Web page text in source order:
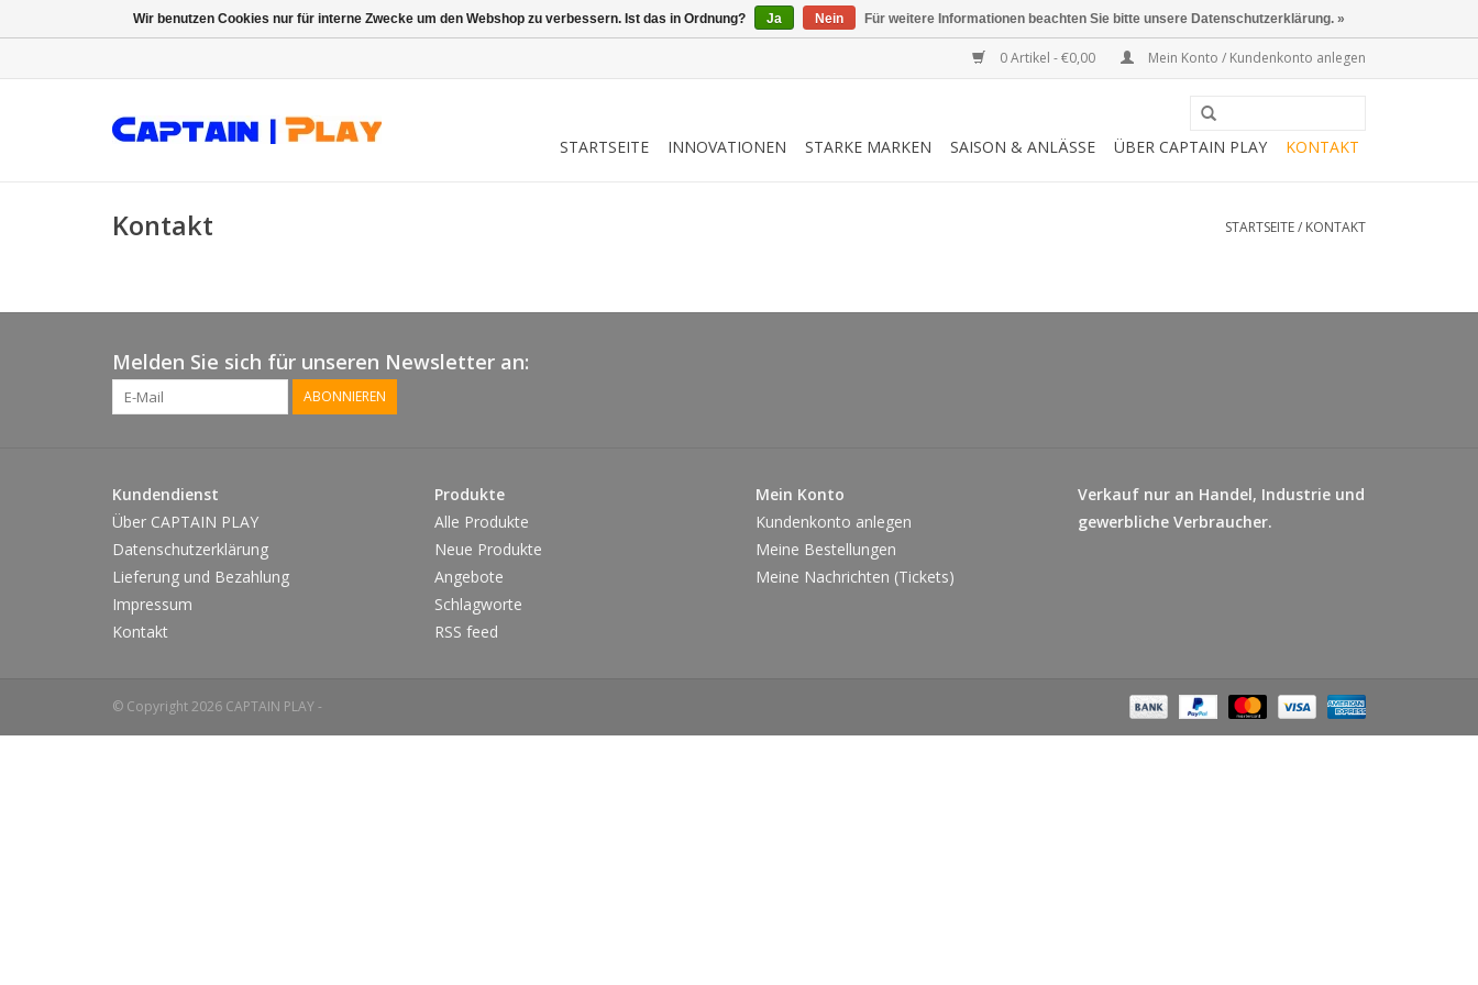
0 Artikel - €0,00 Mein Konto / Kundenkonto anlegen
STARTSEITE INNOVATIONEN STARKE MARKEN SAISON & ANLÄSSE ÜBER CAPTAIN PLAY KONTAKT
Kontakt STARTSEITE/ KONTAKT
Melden Sie sich für unseren Newsletter an:
ABONNIEREN
Kundendienst
Über CAPTAIN PLAY
Datenschutzerklärung
Lieferung und Bezahlung
Impressum
Kontakt
Produkte
Alle Produkte
Neue Produkte
Angebote
Schlagworte
RSS feed
Mein Konto
Kundenkonto anlegen
Meine Bestellungen
Meine Nachrichten (Tickets)
Verkauf nur an Handel, Industrie und
gewerbliche Verbraucher.
© Copyright 2026 CAPTAIN PLAY -
Wir benutzen Cookies nur für interne Zwecke um den Webshop zu verbessern. Ist das in Ordnung? Ja Nein Für weitere Informationen beachten Sie bitte unsere Datenschutzerklärung. »